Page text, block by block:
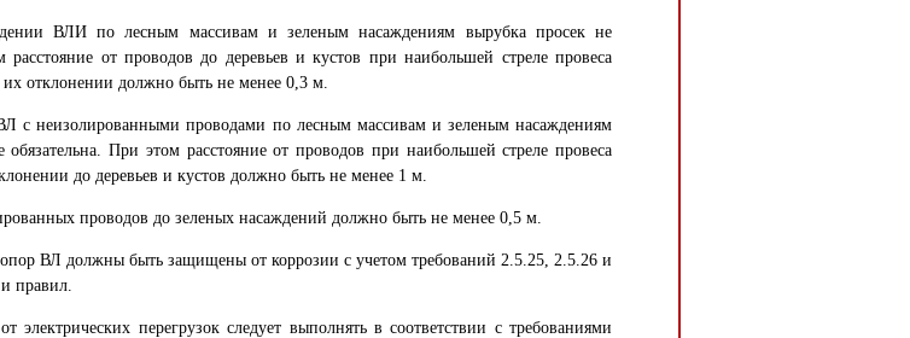
ВЛИ по лесным массивам и зеленым насаждениям вырубка просек не
расстояние от проводов до деревьев и кустов при наибольшей стреле провеса
отклонении должно быть не менее 0,3 м.
с неизолированными проводами по лесным массивам и зеленым насаждениям
обязательна. При этом расстояние от проводов при наибольшей стреле провеса
до деревьев и кустов должно быть не менее 1 м.
проводов до зеленых насаждений должно быть не менее 0,5 м.
ВЛ должны быть защищены от коррозии с учетом требований 2.5.25, 2.5.26 и
правил.
электрических перегрузок следует выполнять в соответствии с требованиями